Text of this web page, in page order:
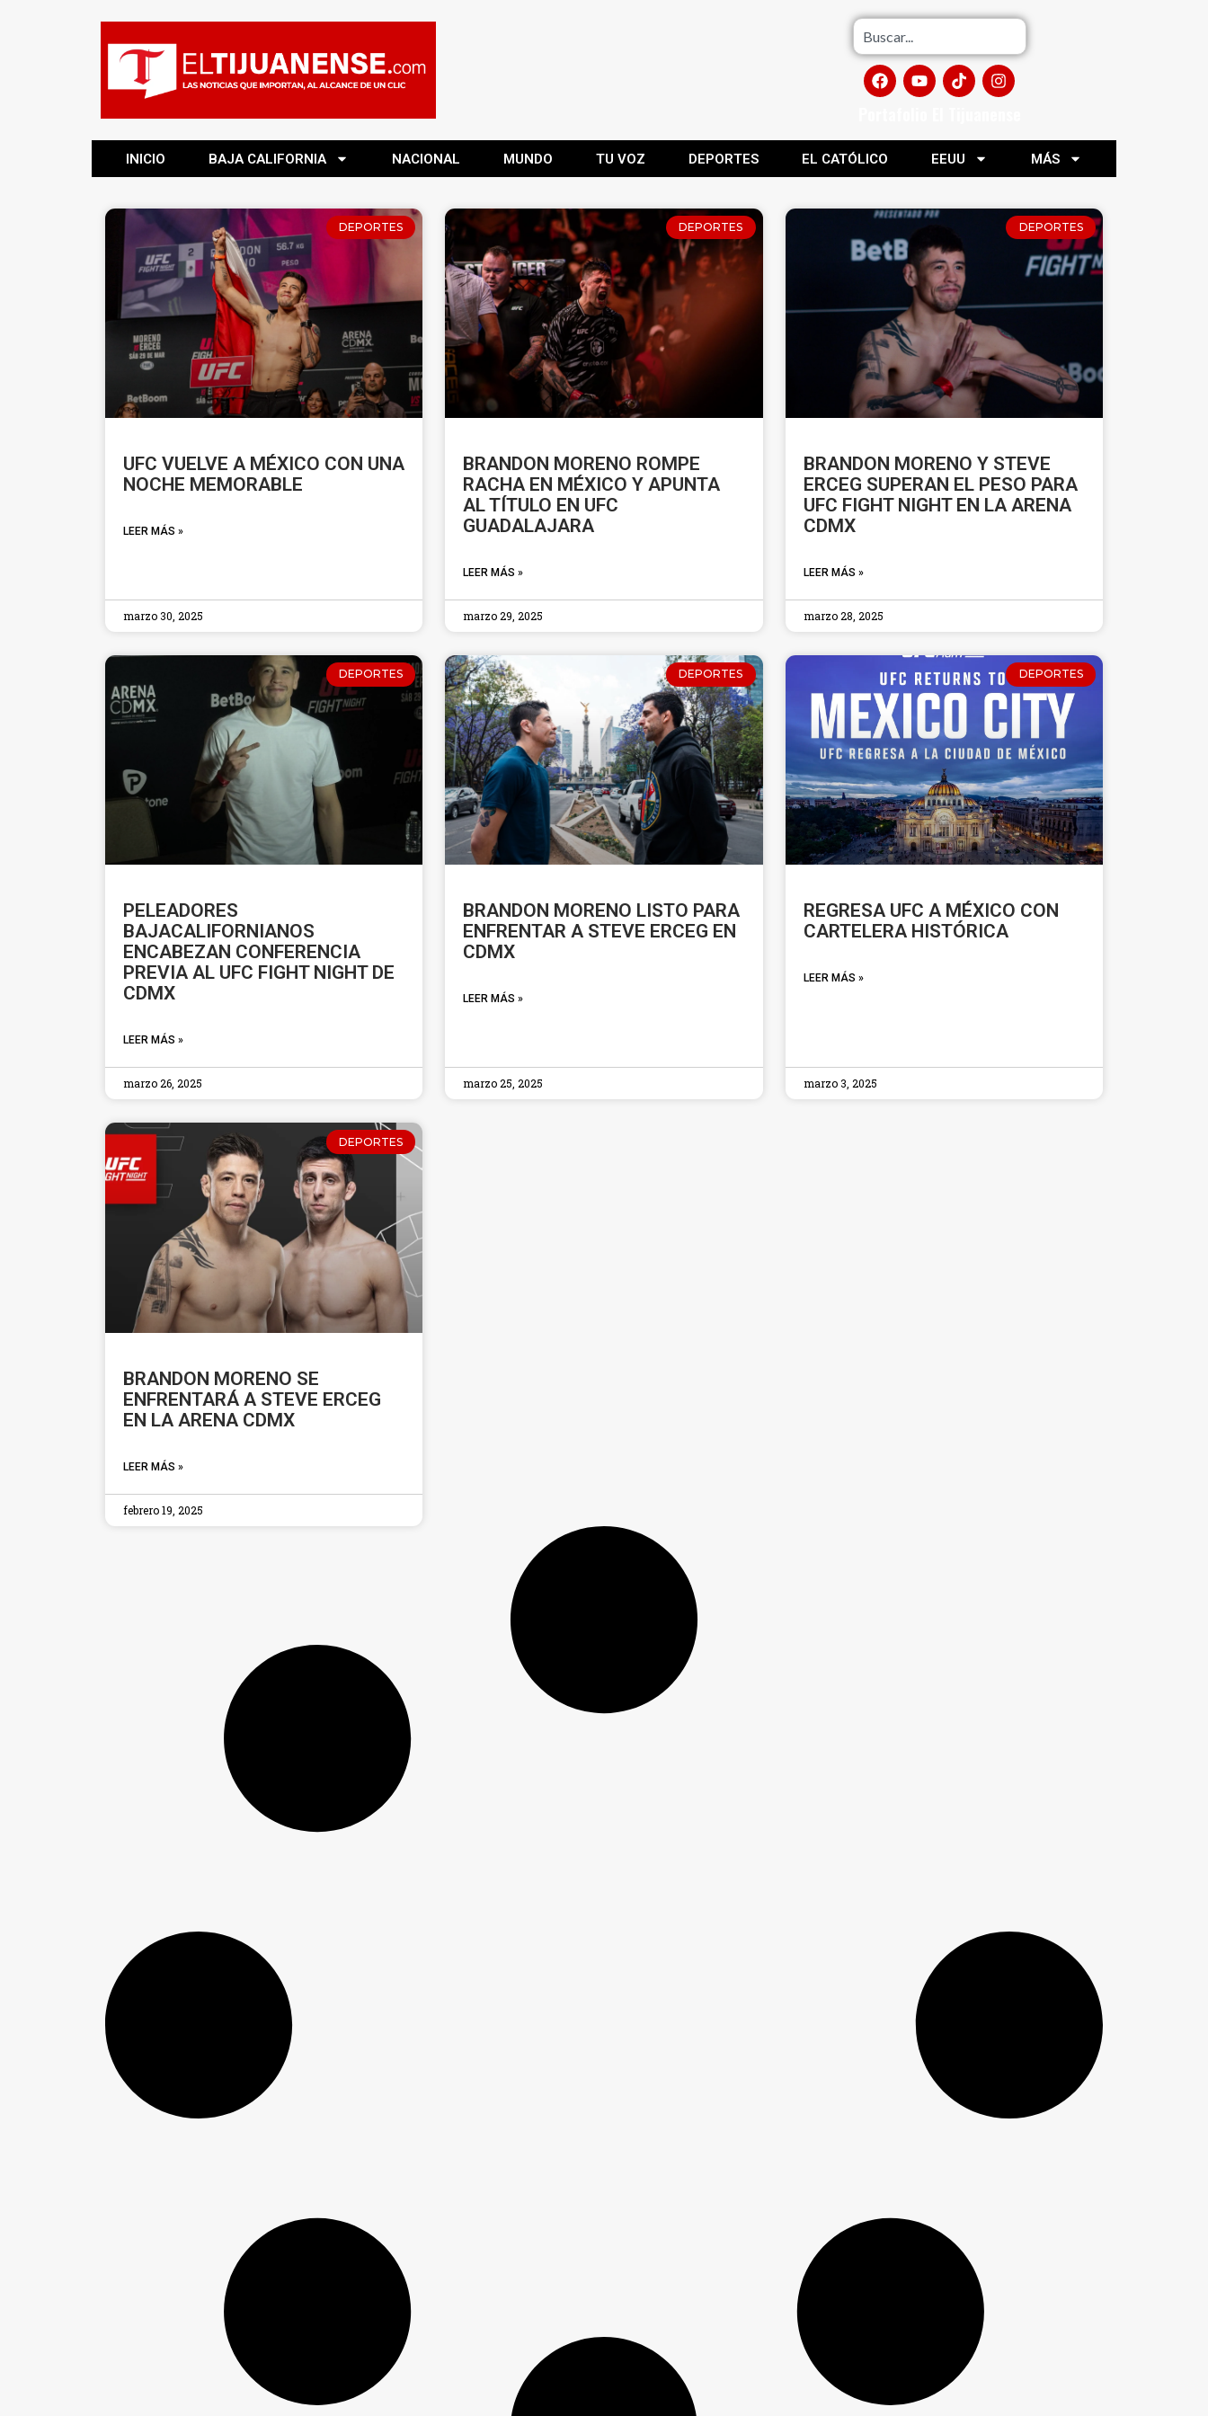
INICIO BAJA CALIFORNIA NACIONAL MUNDO TU VOZ DEPORTES EL CATÓLICO EEUU MÁS
DEPORTES
UFC VUELVE A MÉXICO CON UNA
NOCHE MEMORABLE
LEER MÁS »
marzo 30, 2025
DEPORTES
BRANDON MORENO ROMPE
RACHA EN MÉXICO Y APUNTA
AL TÍTULO EN UFC
GUADALAJARA
LEER MÁS »
marzo 29, 2025
DEPORTES
BRANDON MORENO Y STEVE
ERCEG SUPERAN EL PESO PARA
UFC FIGHT NIGHT EN LA ARENA
CDMX
LEER MÁS »
marzo 28, 2025
DEPORTES
PELEADORES
BAJACALIFORNIANOS
ENCABEZAN CONFERENCIA
PREVIA AL UFC FIGHT NIGHT DE
CDMX
LEER MÁS »
marzo 26, 2025
DEPORTES
BRANDON MORENO LISTO PARA
ENFRENTAR A STEVE ERCEG EN
CDMX
LEER MÁS »
marzo 25, 2025
DEPORTES
REGRESA UFC A MÉXICO CON
CARTELERA HISTÓRICA
LEER MÁS »
marzo 3, 2025
DEPORTES
BRANDON MORENO SE
ENFRENTARÁ A STEVE ERCEG
EN LA ARENA CDMX
LEER MÁS »
febrero 19, 2025